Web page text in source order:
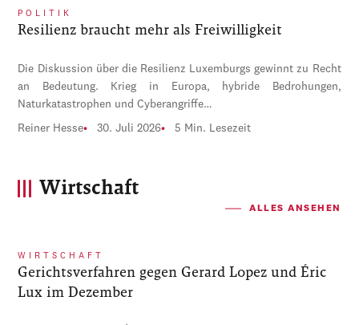
POLITIK
Resilienz braucht mehr als Freiwilligkeit
Die Diskussion über die Resilienz Luxemburgs gewinnt zu Recht
an Bedeutung. Krieg in Europa, hybride Bedrohungen,
Naturkatastrophen und Cyberangriffe…
Reiner Hesse 30. Juli 2026 5 Min. Lesezeit
Wirtschaft
ALLES ANSEHEN
WIRTSCHAFT
Gerichtsverfahren gegen Gerard Lopez und Éric
Lux im Dezember